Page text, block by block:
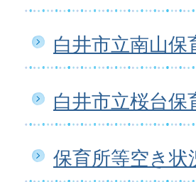
白井市立南山保
白井市立桜台保
保育所等空き状